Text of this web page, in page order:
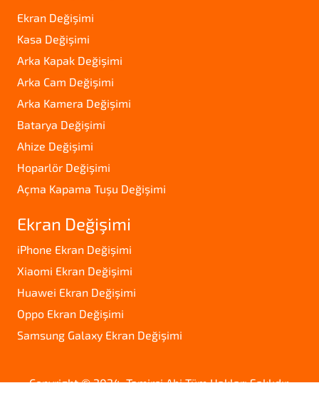
Ekran Değişimi
Kasa Değişimi
Arka Kapak Değişimi
Arka Cam Değişimi
Arka Kamera Değişimi
Batarya Değişimi
Ahize Değişimi
Hoparlör Değişimi
Açma Kapama Tuşu Değişimi
Ekran Değişimi
iPhone Ekran Değişimi
Xiaomi Ekran Değişimi
Huawei Ekran Değişimi
Oppo Ekran Değişimi
Samsung Galaxy Ekran Değişimi
Copyright © 2024. Tamirci Abi Tüm Hakları Saklıdır.